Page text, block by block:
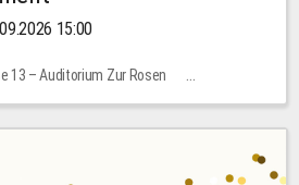
15:00
13 – Auditorium Zur Rosen
30,00 EUR